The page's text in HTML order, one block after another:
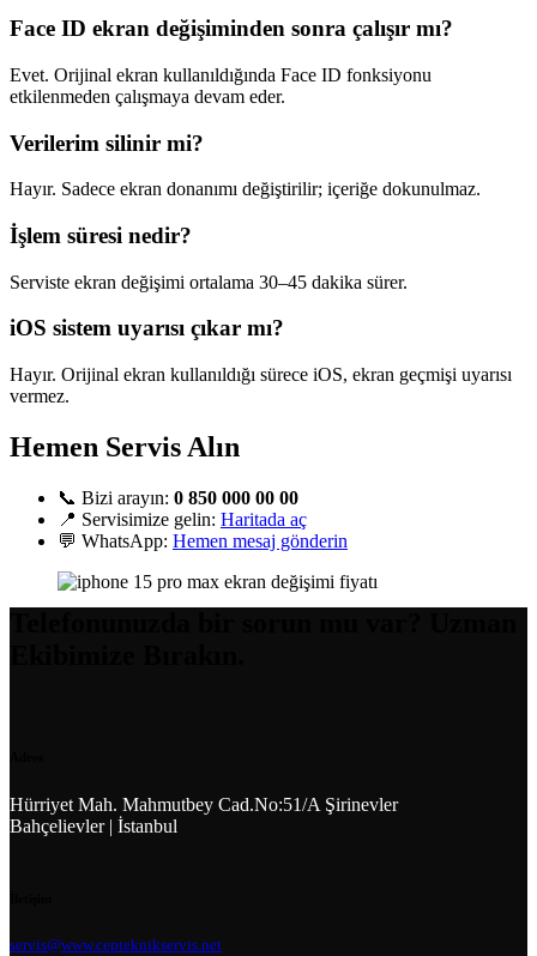
Face ID ekran değişiminden sonra çalışır mı?
Evet. Orijinal ekran kullanıldığında Face ID fonksiyonu
etkilenmeden çalışmaya devam eder.
Verilerim silinir mi?
Hayır. Sadece ekran donanımı değiştirilir; içeriğe dokunulmaz.
İşlem süresi nedir?
Serviste ekran değişimi ortalama 30–45 dakika sürer.
iOS sistem uyarısı çıkar mı?
Hayır. Orijinal ekran kullanıldığı sürece iOS, ekran geçmişi uyarısı
vermez.
Hemen Servis Alın
📞 Bizi arayın: 0 850 000 00 00
📍 Servisimize gelin: Haritada aç
💬 WhatsApp: Hemen mesaj gönderin
Hürriyet Mah. Mahmutbey Cad.No:51/A Şirinevler
Bahçelievler | İstanbul
servis@www.cepteknikservis.net